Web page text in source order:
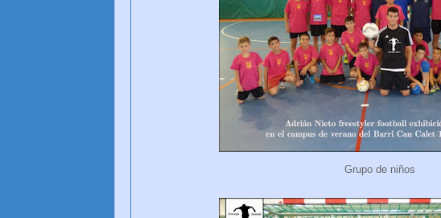
Grupo de niños